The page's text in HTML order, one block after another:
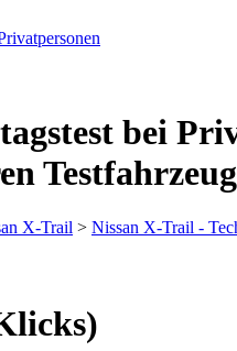
bei
X-Trail > Nissan X-Trail -